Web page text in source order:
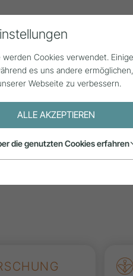
Statistik
Cookies verwendet.
es uns andere
Webseite zu verbessern.
ALLE AKZEPTIEREN
die genutzten Cookies erfahren